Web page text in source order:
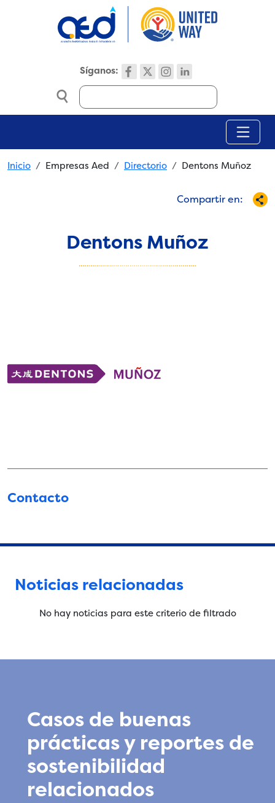
Síganos:
Search
Breadcrumb
Inicio Empresas Aed Directorio Dentons Muñoz
Compartir en:
Dentons Muñoz
Contacto
Noticias relacionadas
No hay noticias para este criterio de filtrado
Casos de buenas
prácticas y reportes de
sostenibilidad
relacionados